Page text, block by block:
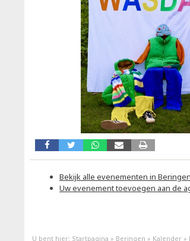
Bekijk alle evenementen in Beringen
Uw evenement toevoegen aan de
U bent hier: Startpagina » Beringen » Kalender »